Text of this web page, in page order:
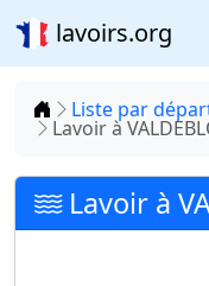
lavoirs.org
Accueil
Liste par
Lavoir à
Lavoir à